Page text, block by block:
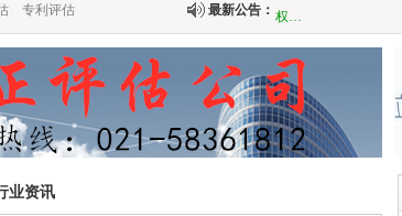
专利评估 最新公告：
的…
关于公开遴选《建设
业资讯